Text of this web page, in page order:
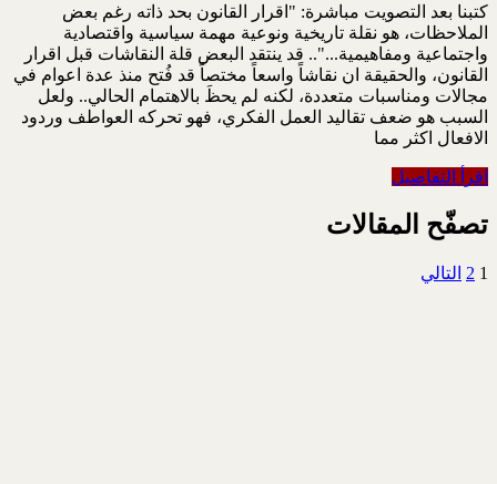
كتبنا بعد التصويت مباشرة: "اقرار القانون بحد ذاته رغم بعض
الملاحظات، هو نقلة تاريخية ونوعية مهمة سياسية واقتصادية
واجتماعية ومفاهيمية...".. قد ينتقد البعض قلة النقاشات قبل اقرار
القانون، والحقيقة ان نقاشاً واسعاً مختصاً قد فُتح منذ عدة اعوام في
مجالات ومناسبات متعددة، لكنه لم يحظَ بالاهتمام الحالي.. ولعل
السبب هو ضعف تقاليد العمل الفكري، فهو تحركه العواطف وردود
الافعال اكثر مما
اقرأ التفاصيل
تصفّح المقالات
1
2 التالي